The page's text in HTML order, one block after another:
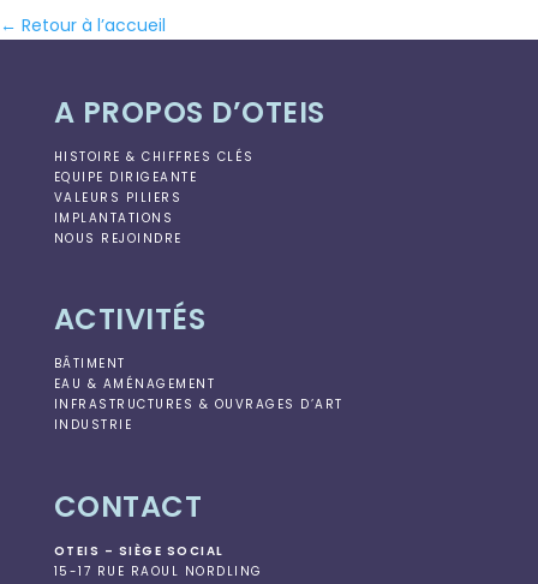
← Retour à l’accueil
A PROPOS D’OTEIS
HISTOIRE & CHIFFRES CLÉS
EQUIPE DIRIGEANTE
VALEURS PILIERS
IMPLANTATIONS
NOUS REJOINDRE
ACTIVITÉS
BÂTIMENT
EAU & AMÉNAGEMENT
INFRASTRUCTURES & OUVRAGES D’ART
INDUSTRIE
CONTACT
OTEIS – SIÈGE SOCIAL
15-17 RUE RAOUL NORDLING